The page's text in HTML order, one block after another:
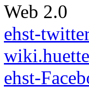
Web 2.0
ehst-
ehst-